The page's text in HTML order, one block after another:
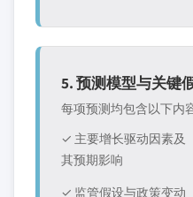
5. 预测模型与关键
每项预测均包含以下内
✓ 主要增长驱动因素及
其预期影响
✓ 监管假设与政策变动